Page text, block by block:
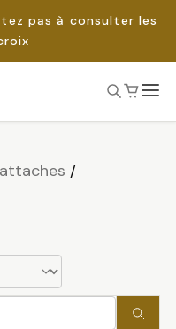
pas à consulter les
/